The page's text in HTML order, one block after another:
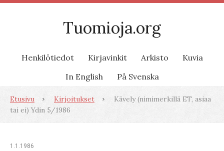
Tuomioja.org
Henkilötiedot Kirjavinkit Arkisto
Kuvia
In English
På Svenska
Etusivu Kirjoitukset
Kävely (nimimerkillä ET, asiaa
tai ei) Ydin 5/1986
1.1.1986